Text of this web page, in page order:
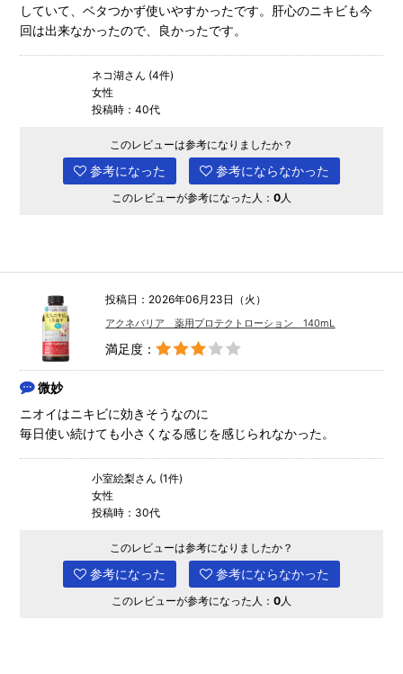
していて、ベタつかず使いやすかったです。肝心のニキビも今
回は出来なかったので、良かったです。
ネコ湖さん (4件)
女性
投稿時：40代
このレビューは参考になりましたか？
参考になった 参考にならなかった
このレビューが参考になった人： 0人
投稿日：2026年06月23日（火）
アクネバリア 薬用プロテクトローション 140mL
満足度：
微妙
ニオイはニキビに効きそうなのに
毎日使い続けても小さくなる感じを感じられなかった。
小室絵梨さん (1件)
女性
投稿時：30代
このレビューは参考になりましたか？
参考になった 参考にならなかった
このレビューが参考になった人： 0人